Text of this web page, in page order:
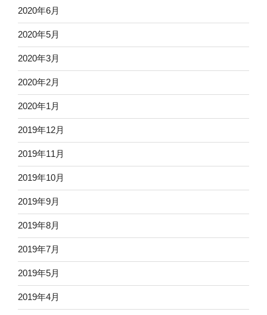
2020年6月
2020年5月
2020年3月
2020年2月
2020年1月
2019年12月
2019年11月
2019年10月
2019年9月
2019年8月
2019年7月
2019年5月
2019年4月